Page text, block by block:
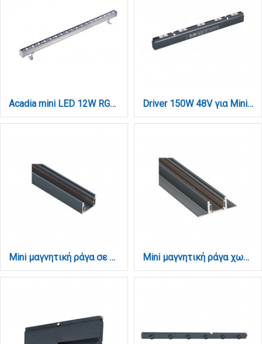
Acadia mini LED 12W RGB 3CCT Wall Washer Silver D:30cm (80700115) Driver 150W 48V για Mini μαγνητική ράγα σε μαύρη απόχρωση (TDM001-Black)
Mini μαγνητική ράγα σε μαύρη απόχρωση D:2m (TRM0010-Black) Mini μαγνητική ράγα χωνευτή σε μαύρη απόχρωση D:2m (TRM0020-Black)